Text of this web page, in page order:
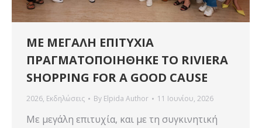
MΕ ΜΕΓΑΛΗ ΕΠΙΤΥΧΙΑ
ΠΡΑΓΜΑΤΟΠΟΙΗΘΗΚΕ ΤΟ RIVIERA
SHOPPING FOR A GOOD CAUSE
2026, Εκδηλώσεις By Elpida Author 11 Ιουνίου, 2026
Με μεγάλη επιτυχία, και με τη συγκινητική